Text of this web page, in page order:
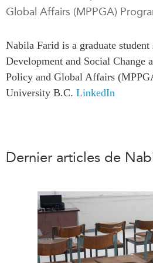
Rapports Annuels
RECHERCHE
Toutes les publications
Asie du Sud-Est
Asie du Nord
CPTPP Portal
PROGRAMMES
Initiative indo-pacifique
Dialogues et tables rondes
Global Affairs (MPPGA)
Nabila Farid is a graduate
Development and Social Change
Policy and Global Affairs
University B.C. LinkedIn
Dernier articles de